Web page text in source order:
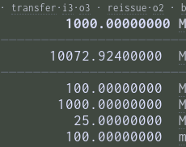
· transfer · i3 · o3 · reissue · o2 ·
        1000.00000000
      10072.92400000
        100.00000000
       1000.00000000
         25.00000000
        100.00000000